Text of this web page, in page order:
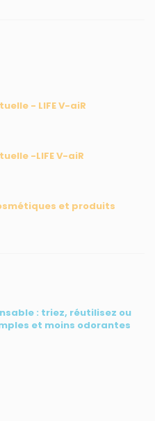
- LIFE V-aiR
-LIFE V-aiR
et produits
: triez, réutilisez ou
et moins odorantes